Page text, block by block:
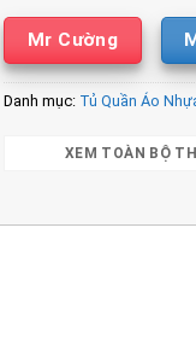
Mr Cường
Danh mục: Tủ Quần Áo
XEM TOÀN BỘ